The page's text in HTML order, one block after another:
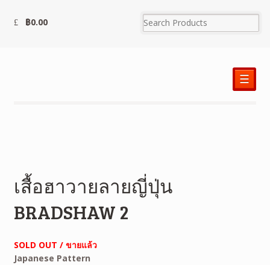
฿0.00
☰
เสื้อฮาวายลายญี่ปุ่น
BRADSHAW 2
SOLD OUT / ขายแล้ว
Japanese Pattern